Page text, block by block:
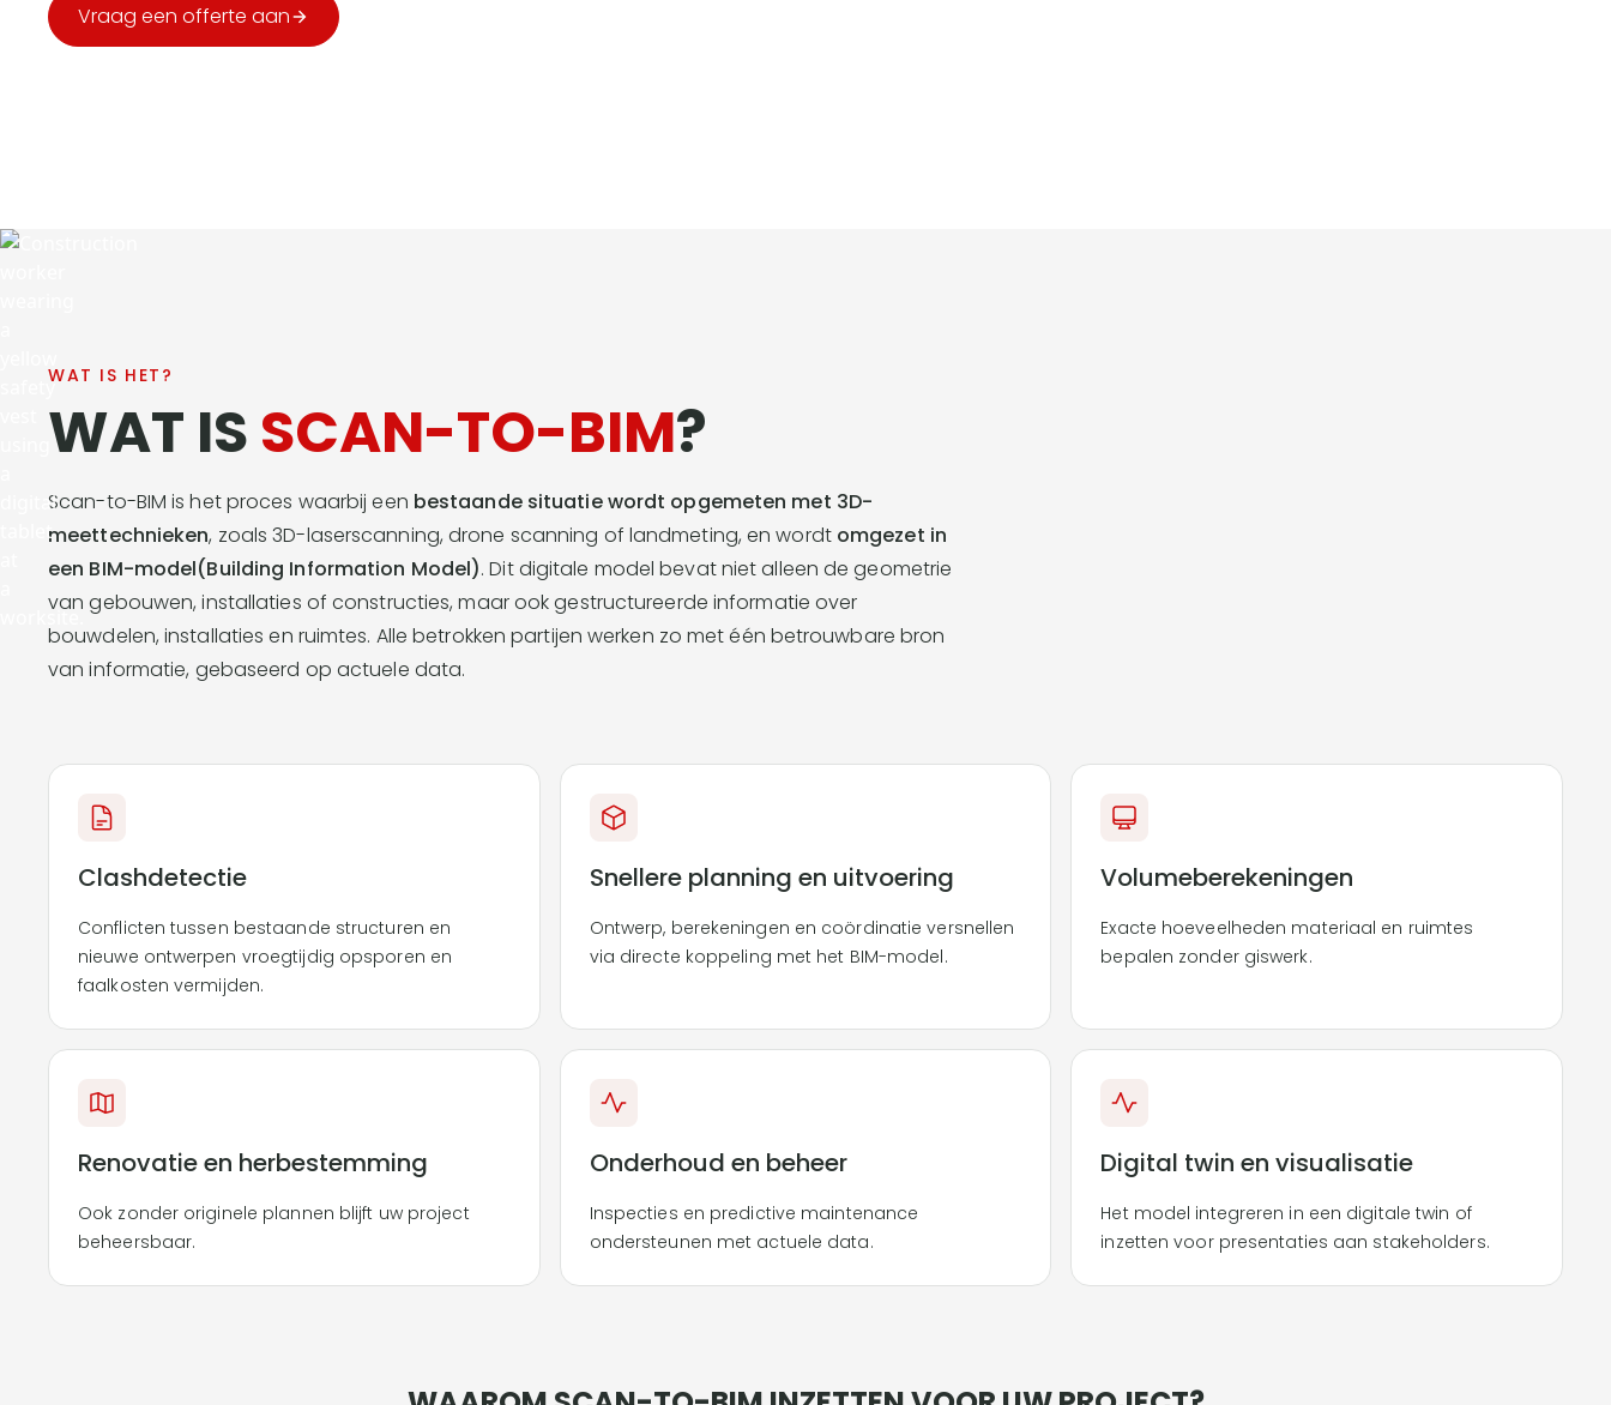
Vraag een offerte aan
WAT IS HET?
WAT ISSCAN-TO-BIM?
Scan-to-BIM is het proces waarbij een bestaande situatie wordt opgemeten met 3D-
meettechnieken, zoals 3D-laserscanning, drone scanning of landmeting, en wordt omgezet in
een BIM-model(Building Information Model). Dit digitale model bevat niet alleen de geometrie
van gebouwen, installaties of constructies, maar ook gestructureerde informatie over
bouwdelen, installaties en ruimtes. Alle betrokken partijen werken zo met één betrouwbare bron
van informatie, gebaseerd op actuele data.
Clashdetectie
Conflicten tussen bestaande structuren en
nieuwe ontwerpen vroegtijdig opsporen en
faalkosten vermijden.
Snellere planning en uitvoering
Ontwerp, berekeningen en coördinatie versnellen
via directe koppeling met het BIM-model.
Volumeberekeningen
Exacte hoeveelheden materiaal en ruimtes
bepalen zonder giswerk.
Renovatie en herbestemming
Ook zonder originele plannen blijft uw project
beheersbaar.
Onderhoud en beheer
Inspecties en predictive maintenance
ondersteunen met actuele data.
Digital twin en visualisatie
Het model integreren in een digitale twin of
inzetten voor presentaties aan stakeholders.